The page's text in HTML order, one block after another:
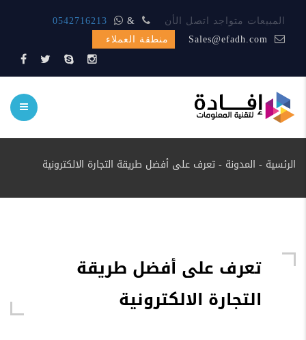
المبيعات متواجد اتصل الأن &
0542716213
منطقة العملاء
الرئسية - المدونة -تعرف على أفضل طريقة التجارة الالكترونية
تعرف على أفضل طريقة
التجارة الالكترونية